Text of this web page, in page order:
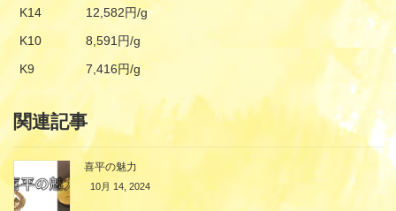
K14
12,582円/g
K10
8,591円/g
K9
7,416円/g
関連記事
喜平の魅力
10月 14, 2024